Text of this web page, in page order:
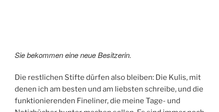
Sie bekommen eine neue Besitzerin.
Die restlichen Stifte dürfen also bleiben: Die Kulis, mit
denen ich am besten und am liebsten schreibe, und die
funktionierenden Fineliner, die meine Tage- und